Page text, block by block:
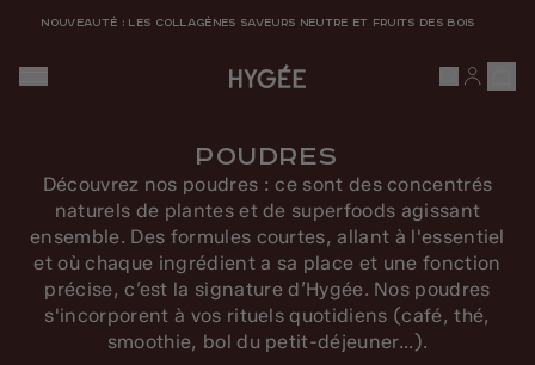
Ignorer et passer au contenu
NOUVEAUTÉ : LES COLLAGÈNES SAVEURS NEUTRE ET FRUITS DES BOIS
HYGÉE
Poudres
Découvrez nos poudres : ce sont des concentrés
naturels de plantes et de superfoods agissant
ensemble. Des formules courtes, allant à l'essentiel
et où chaque ingrédient a sa place et une fonction
précise, c’est la signature d’Hygée. Nos poudres
s'incorporent à vos rituels quotidiens (café, thé,
smoothie, bol du petit-déjeuner...).